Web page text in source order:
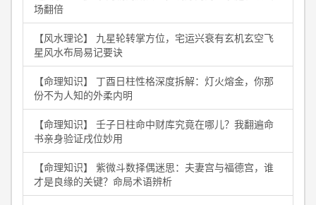
场翻倍
【风水理论】 九星轮转掌方位，宅运兴衰有玄机玄空飞
星风水布局易记要诀
【命理知识】 丁酉日柱性格深度拆解：灯火熔金，你那
份不为人知的外柔内明
【命理知识】 壬子日柱命中财库究竟在哪儿？我翻遍命
书亲身验证戌位妙用
【命理知识】 紫微斗数择偶迷思：夫妻宫与福德宫，谁
才是良缘的关键？命局术语辨析